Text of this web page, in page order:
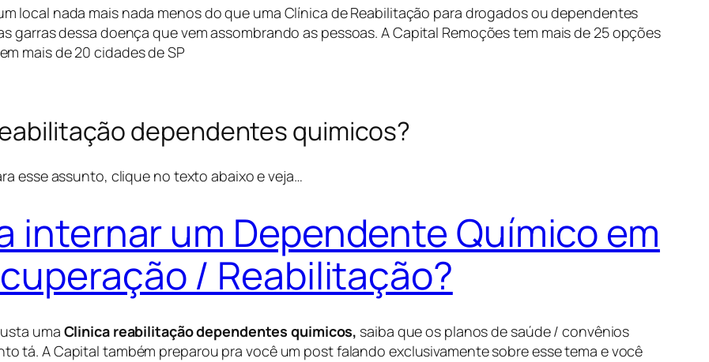
local nada mais nada menos do que uma Clínica de Reabilitação para drogados ou dependentes
garras dessa doença que vem assombrando as pessoas. A Capital Remoções tem mais de 25 opções
em mais de 20 cidades de SP
dependentes quimicos?
esse assunto, clique no texto abaixo e veja…
internar um Dependente Químico em
/ Reabilitação?
uma Clinica reabilitação dependentes quimicos, saiba que os planos de saúde / convênios
tá. A Capital também preparou pra você um post falando exclusivamente sobre esse tema e você